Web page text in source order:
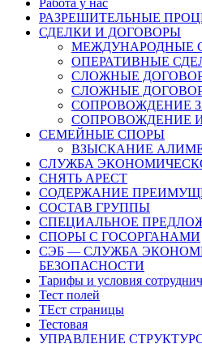
Работа у нас
РАЗРЕШИТЕЛЬНЫЕ
СДЕЛКИ И ДОГОВОРЫ
МЕЖДУНАРОДНЫЕ
ОПЕРАТИВНЫЕ
СЛОЖНЫЕ
СЛОЖНЫЕ
СОПРОВОЖДЕНИЕ
СОПРОВОЖДЕНИЕ
СЕМЕЙНЫЕ СПОРЫ
ВЗЫСКАНИЕ
СЛУЖБА
СНЯТЬ АРЕСТ
СОДЕРЖАНИЕ
СОСТАВ ГРУППЫ
СПЕЦИАЛЬНОЕ
СПОРЫ С ГОСОРГАНАМИ
СЭБ — СЛУЖБА
БЕЗОПАСНОСТИ
Тарифы и условия
Тест полей
ТЕст страницы
Тестовая
УПРАВЛЕНИЕ